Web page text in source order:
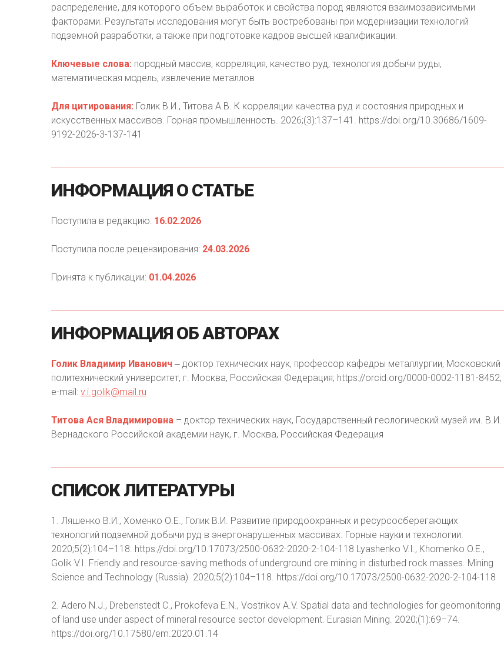
распределение, для которого объем выработок и свойства пород являются взаимозависимыми
факторами. Результаты исследования могут быть востребованы при модернизации технологий
подземной разработки, а также при подготовке кадров высшей квалификации.
Ключевые слова: породный массив, корреляция, качество руд, технология добычи руды,
математическая модель, извлечение металлов
Для цитирования: Голик В.И., Титова А.В. К корреляции качества руд и состояния природных и
искусственных массивов. Горная промышленность. 2026;(3):137–141. https://doi.org/10.30686/1609-
9192-2026-3-137-141
ИНФОРМАЦИЯ О СТАТЬЕ
Поступила в редакцию: 16.02.2026
Поступила после рецензирования: 24.03.2026
Принята к публикации: 01.04.2026
ИНФОРМАЦИЯ ОБАВТОРАХ
Голик Владимир Иванович ‒ доктор технических наук, профессор кафедры металлургии, Московский
политехнический университет, г. Москва, Российская Федерация; https://orcid.org/0000-0002-1181-8452;
e-mail: v.i.golik@mail.ru
Титова Ася Владимировна – доктор технических наук, Государственный геологический музей им. В.И.
Вернадского Российской академии наук, г. Москва, Российская Федерация
СПИСОК ЛИТЕРАТУРЫ
1. Ляшенко В.И., Хоменко О.Е., Голик В.И. Развитие природоохранных и ресурсосберегающих
технологий подземной добычи руд в энергонарушенных массивах. Горные науки и технологии.
2020;5(2):104–118. https://doi.org/10.17073/2500-0632-2020-2-104-118 Lyashenko V.I., Khomenko O.E.,
Golik V.I. Friendly and resource-saving methods of underground ore mining in disturbed rock masses. Mining
Science and Technology (Russia). 2020;5(2):104–118. https://doi.org/10.17073/2500-0632-2020-2-104-118
2. Adero N.J., Drebenstedt C., Prokofeva E.N., Vostrikov A.V. Spatial data and technologies for geomonitoring
of land use under aspect of mineral resource sector development. Eurasian Mining. 2020;(1):69–74.
https://doi.org/10.17580/em.2020.01.14